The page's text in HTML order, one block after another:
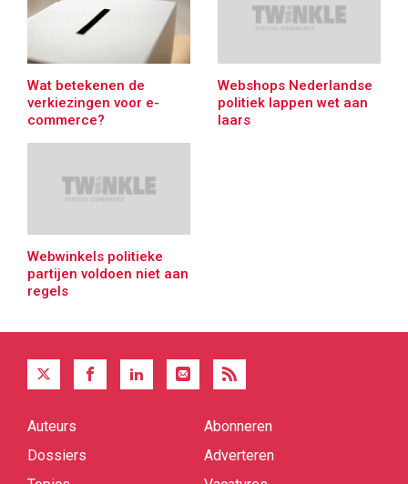
Wat betekenen de
verkiezingen voor e-
commerce?
Webshops Nederlandse
politiek lappen wet aan
laars
Webwinkels politieke
partijen voldoen niet aan
regels
Quick
Auteurs
Dossiers
Abonneren
Adverteren